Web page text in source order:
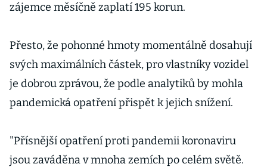
zájemce měsíčně zaplatí 195 korun.
Přesto, že pohonné hmoty momentálně dosahují
svých maximálních částek, pro vlastníky vozidel
je dobrou zprávou, že podle analytiků by mohla
pandemická opatření přispět k jejich snížení.
"Přísnější opatření proti pandemii koronaviru
jsou zaváděna v mnoha zemích po celém světě.